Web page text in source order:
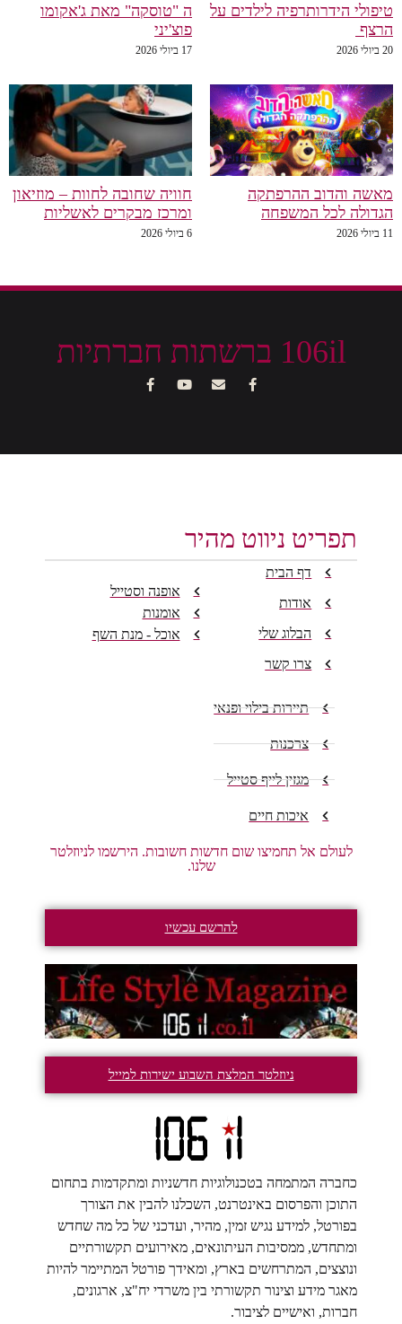
טיפולי הידרותרפיה לילדים על
הרצף
20 ביולי 2026
ה "טוסקה" מאת ג'אקומו
פוצ'יני
17 ביולי 2026
מאשה והדוב ההרפתקה
הגדולה לכל המשפחה
11 ביולי 2026
חוויה שחובה לחוות – מוזיאון
ומרכז מבקרים לאשליות
6 ביולי 2026
106il ברשתות חברתיות
תפריט ניווט מהיר
דף הבית
אודות
הבלוג שלי
צרו קשר
אופנה וסטייל
אומנות
אוכל - מנת השף
תיירות בילוי ופנאי
צרכנות
מגזין לייף סטייל
איכות חיים
לעולם אל תחמיצו שום חדשות חשובות. הירשמו לניוזלטר
שלנו.
להרשם עכשיו
ניוזלטר המלצת השבוע ישירות למייל
כחברה המתמחה בטכנולוגיות חדשניות ומתקדמות בתחום
התוכן והפרסום באינטרנט, השכלנו להבין את הצורך
בפורטל, למידע נגיש זמין, מהיר, ועדכני של כל מה שחדש
ומתחדש, ממסיבות העיתונאים, מאירועים תקשורתיים
ונוצצים, המתרחשים בארץ, ומאידך פורטל המתיימר להיות
מאגר מידע וצינור תקשורתי בין משרדי יח"צ, ארגונים,
חברות, ואישיים לציבור.